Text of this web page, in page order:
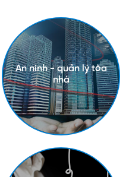
An ninh - quản lý tòa
nhà